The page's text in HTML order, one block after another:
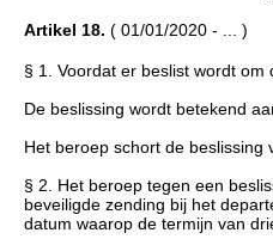
Artikel 18. ( 01/01/2020 - ... )
§ 1. Voordat er beslist wordt
De beslissing wordt betekend
Het beroep schort de
§ 2. Het beroep tegen een
beveiligde zending bij het
datum waarop de termijn van